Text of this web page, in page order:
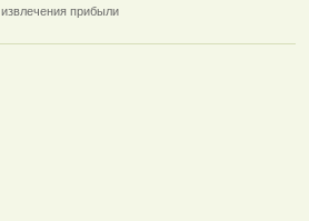
извлечения прибыли